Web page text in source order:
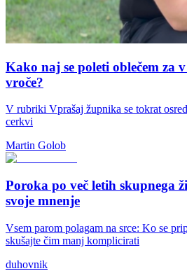
Kako naj se poleti oblečem za
vroče?
V rubriki Vprašaj župnika se tokrat
cerkvi
Martin Golob
Poroka po več letih skupnega
svoje mnenje
Vsem parom polagam na srce: Ko se
skušajte čim manj komplicirati
duhovnik